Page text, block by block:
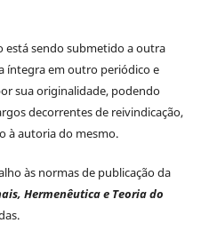
está sendo submetido a outra
íntegra em outro periódico e
sua originalidade, podendo
decorrentes de reivindicação,
à autoria do mesmo.
às normas de publicação da
Hermenêutica e Teoria do